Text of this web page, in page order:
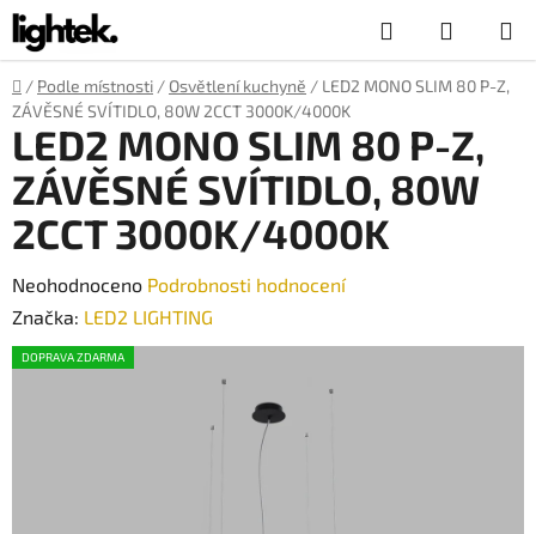
Přejít
na
obsah
Hledat
KOŠÍK
Domů
/ Podle místnosti / Osvětlení kuchyně / LED2 MONO SLIM 80 P-Z,
ZÁVĚSNÉ SVÍTIDLO, 80W 2CCT 3000K/4000K
LED2 MONO SLIM 80 P-Z,
ZÁVĚSNÉ SVÍTIDLO, 80W
2CCT 3000K/4000K
Průměrné
hodnocení
produktu
Neohodnoceno Podrobnosti hodnocení
Značka: LED2 LIGHTING
DOPRAVA ZDARMA